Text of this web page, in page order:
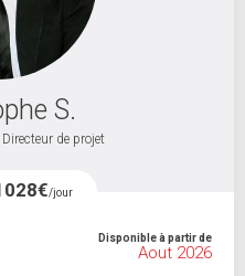
S.
de projet
/jour
Disponible à partir de
Aout 2026